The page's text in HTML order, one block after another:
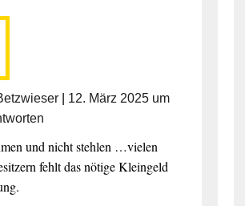
| 12. März 2025 um
und nicht stehlen …vielen
fehlt das nötige Kleingeld